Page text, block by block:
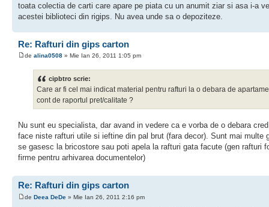
toata colectia de carti care apare pe piata cu un anumit ziar si asa i-a
acestei biblioteci din rigips. Nu avea unde sa o depoziteze.
Re: Rafturi din gips carton
de alina0508 » Mie Ian 26, 2011 1:05 pm
cipbtro scrie:
Care ar fi cel mai indicat material pentru rafturi la o debara de
cont de raportul pret/calitate ?
Nu sunt eu specialista, dar avand in vedere ca e vorba de o debara
face niste rafturi utile si ieftine din pal brut (fara decor). Sunt mai multe
se gasesc la bricostore sau poti apela la rafturi gata facute (gen rafturi
firme pentru arhivarea documentelor)
Re: Rafturi din gips carton
de Deea DeDe » Mie Ian 26, 2011 2:16 pm